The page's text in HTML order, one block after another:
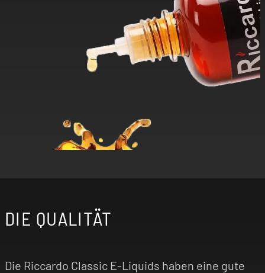
DIE QUALITÄT
Die Riccardo Classic E-Liquids haben eine gute